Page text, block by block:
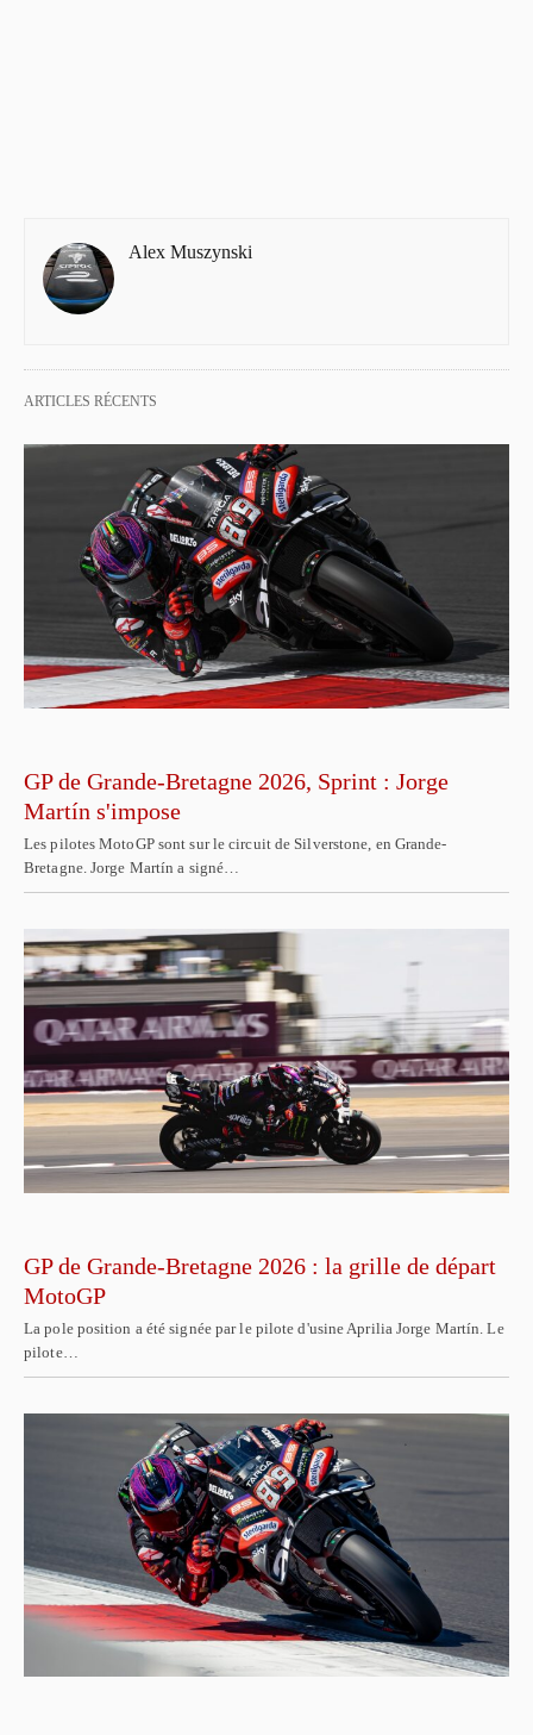
Alex Muszynski
ARTICLES RÉCENTS
GP de Grande-Bretagne 2026, Sprint : Jorge
Martín s'impose
Les pilotes MotoGP sont sur le circuit de Silverstone, en Grande-
Bretagne. Jorge Martín a signé…
GP de Grande-Bretagne 2026 : la grille de départ
MotoGP
La pole position a été signée par le pilote d'usine Aprilia Jorge Martín. Le
pilote…